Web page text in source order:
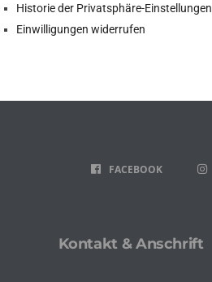
Historie der Privatsphäre-Einstellungen
Einwilligungen widerrufen
FACEBOOK
Kontakt & Anschrift